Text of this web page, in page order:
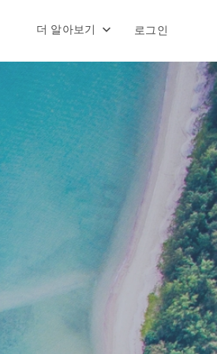
더 알아보기 로그인